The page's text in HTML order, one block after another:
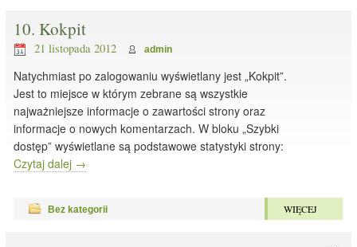
10. Kokpit
21 listopada 2012 admin
Natychmiast po zalogowaniu wyświetlany jest „Kokpit”.
Jest to miejsce w którym zebrane są wszystkie
najważniejsze informacje o zawartości strony oraz
informacje o nowych komentarzach. W bloku „Szybki
dostęp” wyświetlane są podstawowe statystyki strony:
Czytaj dalej →
Bez kategorii WIĘCEJ